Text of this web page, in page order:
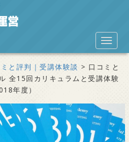
と評判｜受講体験談 > 口コミと
全15回カリキュラムと受講体験
年度）